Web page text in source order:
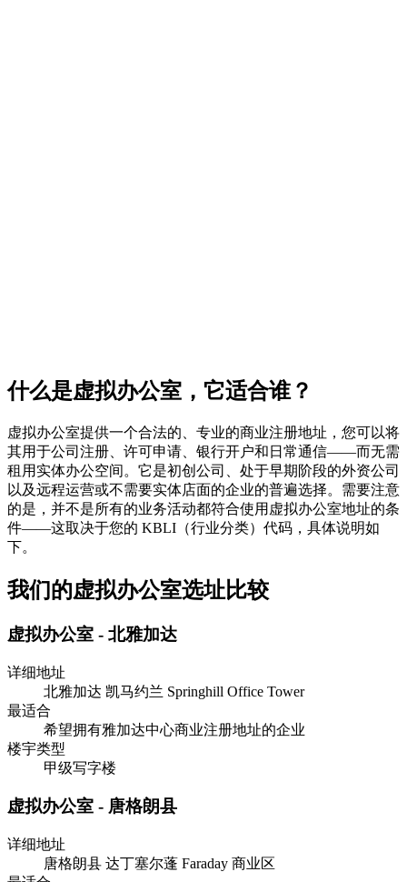
什么是虚拟办公室，它适合谁？
虚拟办公室提供一个合法的、专业的商业注册地址，您可以将
其用于公司注册、许可申请、银行开户和日常通信——而无需
租用实体办公空间。它是初创公司、处于早期阶段的外资公司
以及远程运营或不需要实体店面的企业的普遍选择。需要注意
的是，并不是所有的业务活动都符合使用虚拟办公室地址的条
件——这取决于您的 KBLI（行业分类）代码，具体说明如
下。
我们的虚拟办公室选址比较
虚拟办公室 - 北雅加达
详细地址
北雅加达 凯马约兰 Springhill Office Tower
最适合
希望拥有雅加达中心商业注册地址的企业
楼宇类型
甲级写字楼
虚拟办公室 - 唐格朗县
详细地址
唐格朗县 达丁塞尔蓬 Faraday 商业区